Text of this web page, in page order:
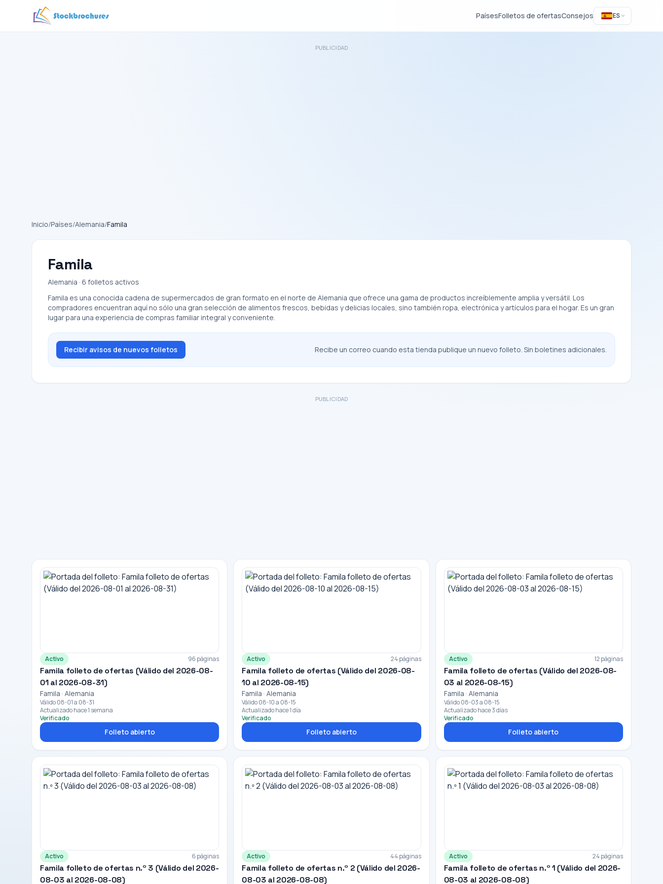
PaísesFolletos de ofertasConsejos ES
PUBLICIDAD
Inicio/Países/Alemania/Famila
Famila
Alemania · 6 folletos activos
Famila es una conocida cadena de supermercados de gran formato en el norte de Alemania que ofrece una gama de productos increíblemente amplia y versátil. Los
compradores encuentran aquí no sólo una gran selección de alimentos frescos, bebidas y delicias locales, sino también ropa, electrónica y artículos para el hogar. Es un gran
lugar para una experiencia de compras familiar integral y conveniente.
Recibir avisos de nuevos folletos Recibe un correo cuando esta tienda publique un nuevo folleto. Sin boletines adicionales.
PUBLICIDAD
Activo 96 páginas
Famila folleto de ofertas (Válido del 2026-08-
01 al 2026-08-31)
Famila · Alemania
Válido 08-01 a 08-31
Actualizado hace 1 semana
Verificado
Folleto abierto
Activo 24 páginas
Famila folleto de ofertas (Válido del 2026-08-
10 al 2026-08-15)
Famila · Alemania
Válido 08-10 a 08-15
Actualizado hace 1 día
Verificado
Folleto abierto
Activo 12 páginas
Famila folleto de ofertas (Válido del 2026-08-
03 al 2026-08-15)
Famila · Alemania
Válido 08-03 a 08-15
Actualizado hace 3 días
Verificado
Folleto abierto
Activo 6 páginas
Famila folleto de ofertas n.º 3 (Válido del 2026-
08-03 al 2026-08-08)
Activo 44 páginas
Famila folleto de ofertas n.º 2 (Válido del 2026-
08-03 al 2026-08-08)
Activo 24 páginas
Famila folleto de ofertas n.º 1 (Válido del 2026-
08-03 al 2026-08-08)